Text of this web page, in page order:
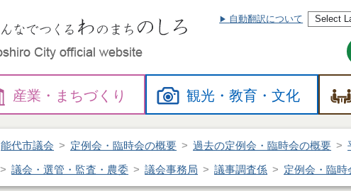
自動翻訳について
産業・ まちづくり 観光・教育・文化
能代市議会 定例会・臨時会の概要 過去の定例会・臨時会の概要
議会・選管・監査・農委 議会事務局 議事調査係 定例会・臨時